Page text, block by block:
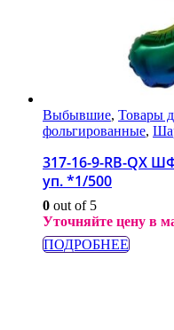
Выбывшие, Товары
фольгированные,
317-16-9-RB-QX
уп. *1/500
0 out of 5
Уточняйте цену в
ПОДРОБНЕЕ